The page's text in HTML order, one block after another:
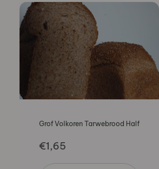
Grof Volkoren Tarwebrood Half
€1,65